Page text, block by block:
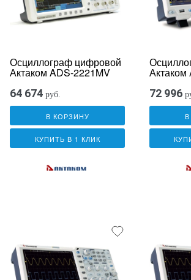
Осциллограф цифровой
Актаком ADS-2221MV
64 674 руб.
В КОРЗИНУ
КУПИТЬ В 1 КЛИК
Актаком
72 996